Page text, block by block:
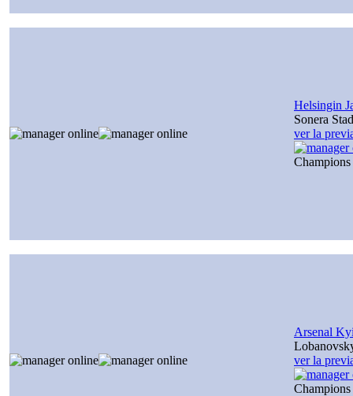
Helsingin
Sonera
ver la
Arsenal
ver la